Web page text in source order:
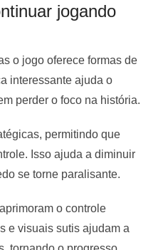
jogando
o jogo oferece formas de
interessante ajuda o
perder o foco na história.
permitindo que
Isso ajuda a diminuir
se torne paralisante.
o controle
e visuais sutis ajudam a